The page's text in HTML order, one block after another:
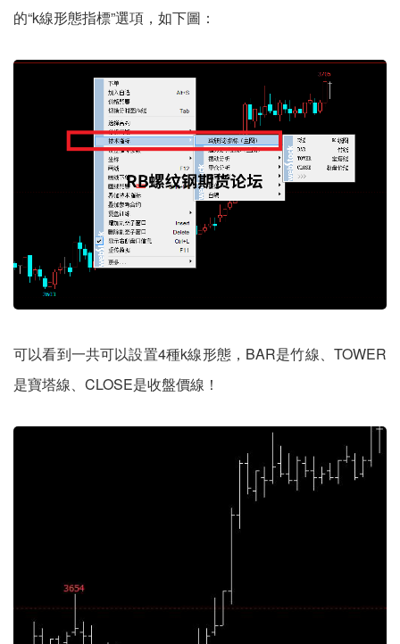
的“k線形態指標”選項，如下圖：
可以看到一共可以設置4種k線形態，BAR是竹線、TOWER
是寶塔線、CLOSE是收盤價線！